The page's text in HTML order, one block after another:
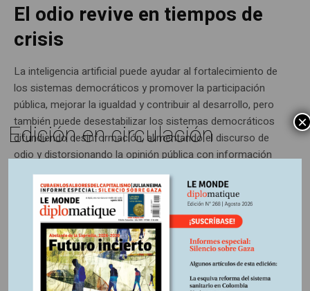
El odio revive en tiempos de
crisis
La inteligencia artificial puede ayudar al fortalecimiento de
los sistemas democráticos y promover la participación
pública, mejorar la igualdad y contribuir al desarrollo, pero
también puede desestabilizar los sistemas democráticos
difundiendo desinformación, alimentando el discurso de
odio y distorsionando la opinión pública con información
falsa, como advierte António Guterres, secretario General
de Naciones Unidas. Según...
Edición en circulación ×